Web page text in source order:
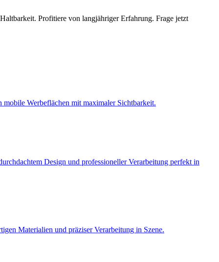
Profitiere von langjähriger Erfahrung. Frage jetzt
Werbeflächen mit maximaler Sichtbarkeit.
Design und professioneller Verarbeitung perfekt in
Materialien und präziser Verarbeitung in Szene.